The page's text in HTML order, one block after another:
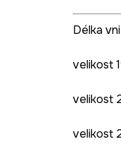
Délka
velikost
velikost
velikost